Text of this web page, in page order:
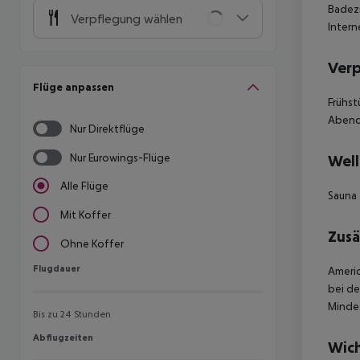
Verpflegung wählen
Flüge anpassen
Nur Direktflüge
Nur Eurowings-Flüge
Alle Flüge
Mit Koffer
Ohne Koffer
Flugdauer
Flugdauer
Bis zu 24 Stunden
Abflugzeiten
Abflugzeiten
Sauna
bei